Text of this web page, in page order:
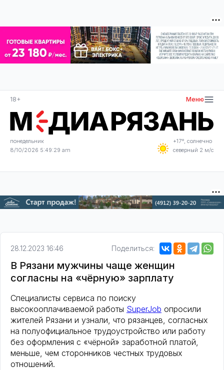
18+ Меню
понедельник
8/10/2026 5:49:30 am
+17°, солнечно
северный 2 м/с
28.12.2023 16:46 Поделиться:
В Рязани мужчины чаще женщин
согласны на «чёрную» зарплату
Специалисты сервиса по поиску
высокооплачиваемой работы SuperJob опросили
жителей Рязани и узнали, что рязанцев, согласных
на полуофициальное трудоустройство или работу
без оформления с «чёрной» заработной платой,
меньше, чем сторонников честных трудовых
отношений.